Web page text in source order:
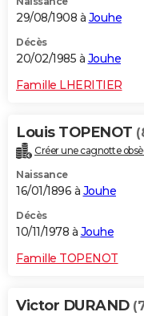
29/08/1908 à Jouhe
Décès
20/02/1985 à Jouhe
Famille LHERITIER
Louis TOPENOT
Créer une cagnotte
Naissance
16/01/1896 à Jouhe
Décès
10/11/1978 à Jouhe
Famille TOPENOT
Victor DURAND